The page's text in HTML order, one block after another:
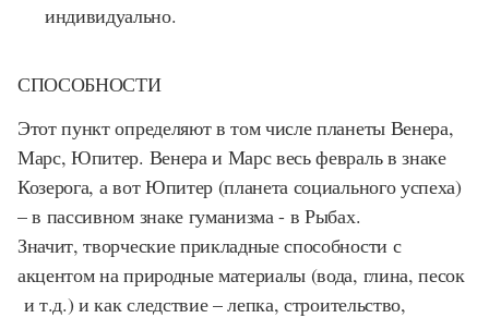
индивидуально.
СПОСОБНОСТИ
Этот пункт определяют в том числе планеты Венера,
Марс, Юпитер. Венера и Марс весь февраль в знаке
Козерога, а вот Юпитер (планета социального успеха)
– в пассивном знаке гуманизма - в Рыбах.
Значит, творческие прикладные способности с
акцентом на природные материалы (вода, глина, песок
и т.д.) и как следствие – лепка, строительство,